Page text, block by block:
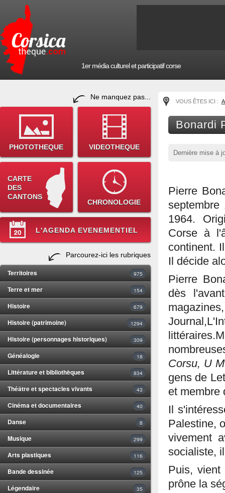
1er média culturel et participatif corse
Ne manquez pas...
PHOTOTHEQUE VIDEOTHEQUE
CARTE
DES
CANTONS
CHRONOLOGIE
L'AGENDA EVENEMENTIEL
Parcourez-ici les rubriques
Territoires 975
Terre et mer 154
Histoire 679
Histoire (patrimoine) 1294
Histoire (personnages historiques) 309
Généalogie 18
Littérature et bibliothèques 834
Théâtre et spectacles vivants 43
Cinéma et documentaires 40
Danse 8
Musique 299
Arts plastiques 116
Bande dessinée 125
Légendaire 35
VOUS ÊTES ICI :
Bonardi
Dernière mise à
Pierre
septembre
1964.
Corse à
continent.
Il décide
Pierre
dès
Corsu, U
gens de
et membre
Il
Palestine,
vivement
socialiste,
Puis,
prône la